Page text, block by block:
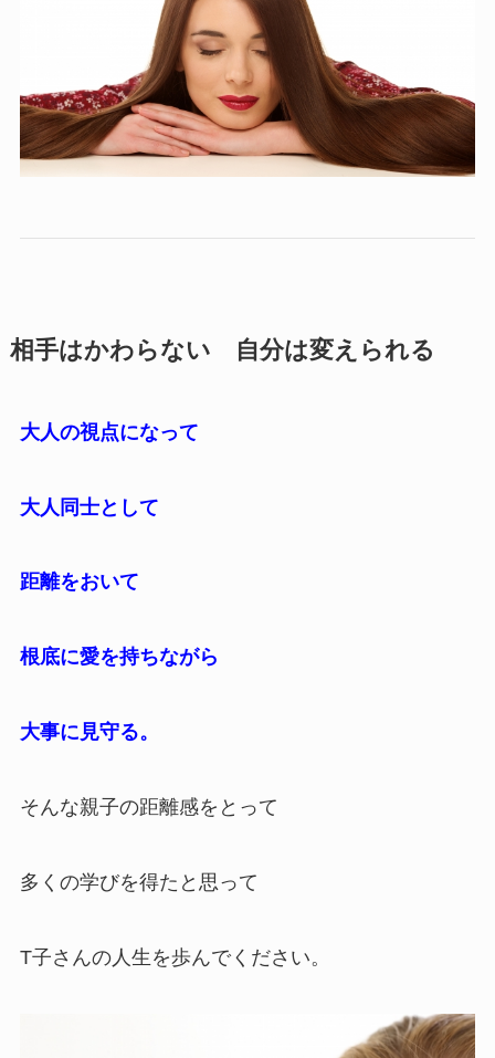
相手はかわらない 自分は変えられる
大人の視点になって
大人同士として
距離をおいて
根底に愛を持ちながら
大事に見守る。
そんな親子の距離感をとって
多くの学びを得たと思って
T子さんの人生を歩んでください。